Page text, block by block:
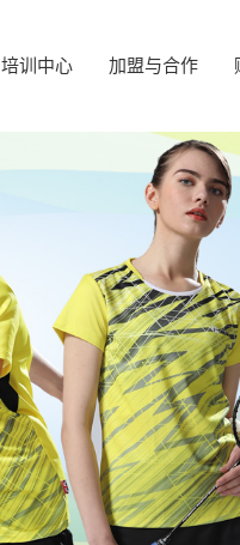
培训中心 加盟与合作